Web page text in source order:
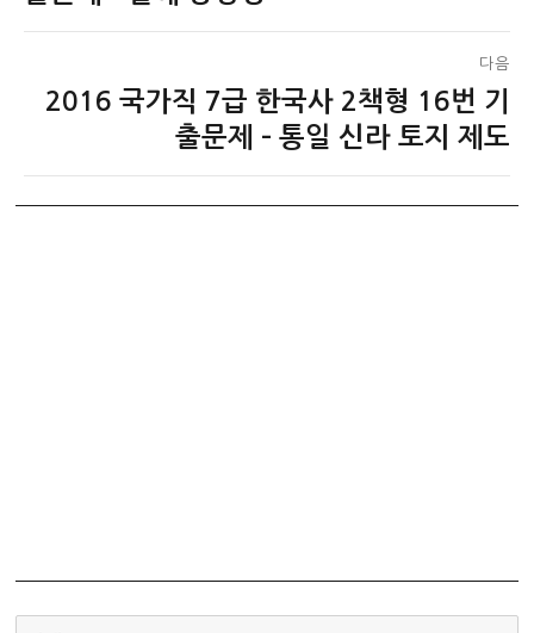
색
다음
2016 국가직 7급 한국사 2책형 16번 기
출문제 – 통일 신라 토지 제도